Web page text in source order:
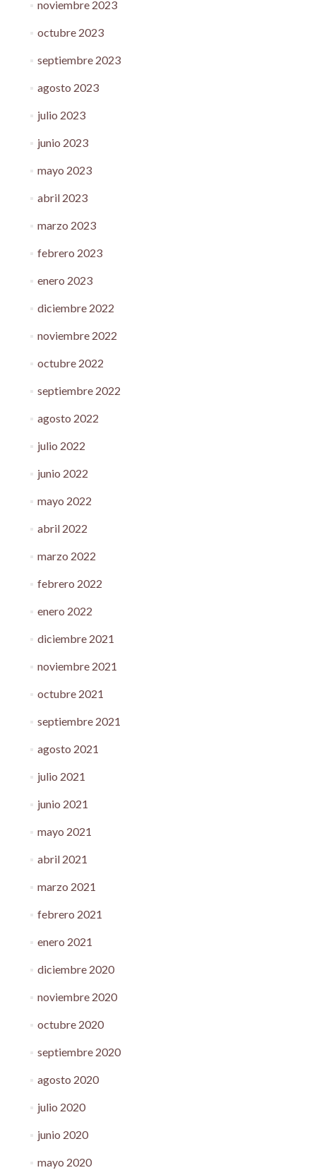
noviembre 2023
octubre 2023
septiembre 2023
agosto 2023
julio 2023
junio 2023
mayo 2023
abril 2023
marzo 2023
febrero 2023
enero 2023
diciembre 2022
noviembre 2022
octubre 2022
septiembre 2022
agosto 2022
julio 2022
junio 2022
mayo 2022
abril 2022
marzo 2022
febrero 2022
enero 2022
diciembre 2021
noviembre 2021
octubre 2021
septiembre 2021
agosto 2021
julio 2021
junio 2021
mayo 2021
abril 2021
marzo 2021
febrero 2021
enero 2021
diciembre 2020
noviembre 2020
octubre 2020
septiembre 2020
agosto 2020
julio 2020
junio 2020
mayo 2020